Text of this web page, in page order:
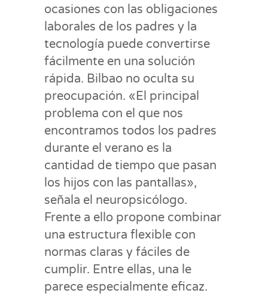
ocasiones con las obligaciones
laborales de los padres y la
tecnología puede convertirse
fácilmente en una solución
rápida. Bilbao no oculta su
preocupación. «El principal
problema con el que nos
encontramos todos los padres
durante el verano es la
cantidad de tiempo que pasan
los hijos con las pantallas»,
señala el neuropsicólogo.
Frente a ello propone combinar
una estructura flexible con
normas claras y fáciles de
cumplir. Entre ellas, una le
parece especialmente eficaz.